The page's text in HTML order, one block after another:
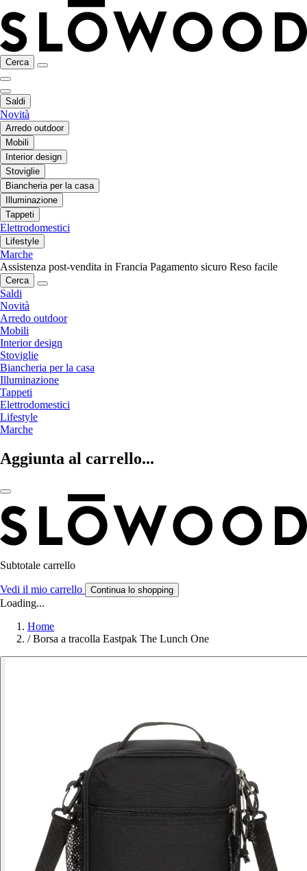
Cerca
Saldi
Novità
Arredo outdoor
Mobili
Interior design
Stoviglie
Biancheria per la casa
Illuminazione
Tappeti
Elettrodomestici
Lifestyle
Marche
Assistenza post-vendita in Francia Pagamento sicuro Reso facile
Cerca
Saldi
Novità
Arredo outdoor
Mobili
Interior design
Stoviglie
Biancheria per la casa
Illuminazione
Tappeti
Elettrodomestici
Lifestyle
Marche
Aggiunta al carrello...
Subtotale carrello
Vedi il mio carrello Continua lo shopping
Loading...
Home
/ Borsa a tracolla Eastpak The Lunch One